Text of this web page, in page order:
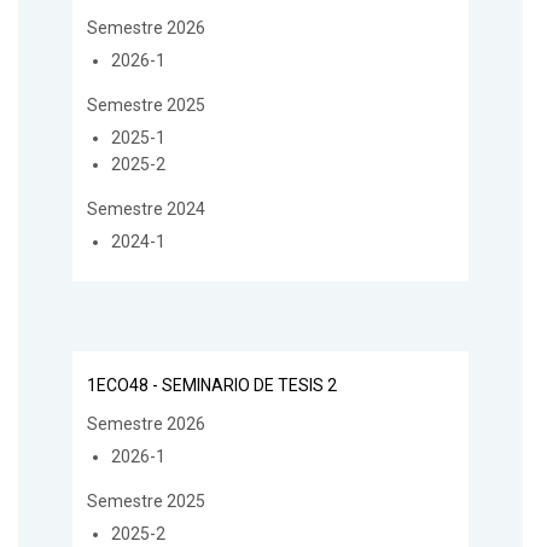
Semestre 2026
2026-1
Semestre 2025
2025-1
2025-2
Semestre 2024
2024-1
1ECO48 - SEMINARIO DE TESIS 2
Semestre 2026
2026-1
Semestre 2025
2025-2